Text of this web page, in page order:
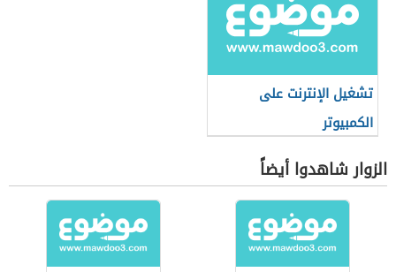
تشغيل الإنترنت على
الكمبيوتر
الزوار شاهدوا أيضاً